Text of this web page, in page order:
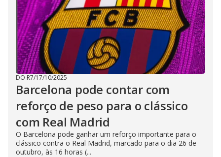
DO R7/17/10/2025
Barcelona pode contar com
reforço de peso para o clássico
com Real Madrid
O Barcelona pode ganhar um reforço importante para o
clássico contra o Real Madrid, marcado para o dia 26 de
outubro, às 16 horas (...